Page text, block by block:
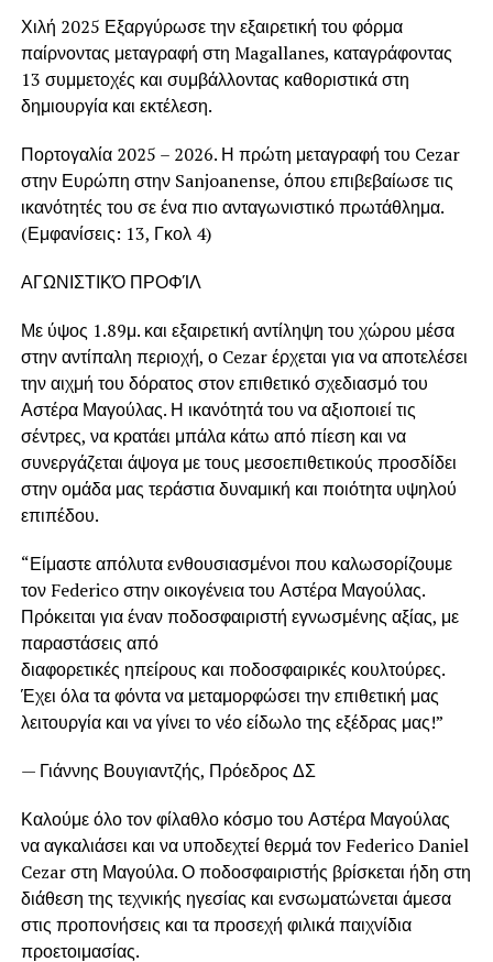
Χιλή 2025 Εξαργύρωσε την εξαιρετική του φόρμα
παίρνοντας μεταγραφή στη Magallanes, καταγράφοντας
13 συμμετοχές και συμβάλλοντας καθοριστικά στη
δημιουργία και εκτέλεση.
Πορτογαλία 2025 – 2026. Η πρώτη μεταγραφή του Cezar
στην Ευρώπη στην Sanjoanense, όπου επιβεβαίωσε τις
ικανότητές του σε ένα πιο ανταγωνιστικό πρωτάθλημα.
(Εμφανίσεις: 13, Γκολ 4)
ΑΓΩΝΙΣΤΙΚΌ ΠΡΟΦΊΛ
Με ύψος 1.89μ. και εξαιρετική αντίληψη του χώρου μέσα
στην αντίπαλη περιοχή, ο Cezar έρχεται για να αποτελέσει
την αιχμή του δόρατος στον επιθετικό σχεδιασμό του
Αστέρα Μαγούλας. Η ικανότητά του να αξιοποιεί τις
σέντρες, να κρατάει μπάλα κάτω από πίεση και να
συνεργάζεται άψογα με τους μεσοεπιθετικούς προσδίδει
στην ομάδα μας τεράστια δυναμική και ποιότητα υψηλού
επιπέδου.
“Είμαστε απόλυτα ενθουσιασμένοι που καλωσορίζουμε
τον Federico στην οικογένεια του Αστέρα Μαγούλας.
Πρόκειται για έναν ποδοσφαιριστή εγνωσμένης αξίας, με
παραστάσεις από
διαφορετικές ηπείρους και ποδοσφαιρικές κουλτούρες.
Έχει όλα τα φόντα να μεταμορφώσει την επιθετική μας
λειτουργία και να γίνει το νέο είδωλο της εξέδρας μας!”
— Γιάννης Βουγιαντζής, Πρόεδρος ΔΣ
Καλούμε όλο τον φίλαθλο κόσμο του Αστέρα Μαγούλας
να αγκαλιάσει και να υποδεχτεί θερμά τον Federico Daniel
Cezar στη Μαγούλα. Ο ποδοσφαιριστής βρίσκεται ήδη στη
διάθεση της τεχνικής ηγεσίας και ενσωματώνεται άμεσα
στις προπονήσεις και τα προσεχή φιλικά παιχνίδια
προετοιμασίας.